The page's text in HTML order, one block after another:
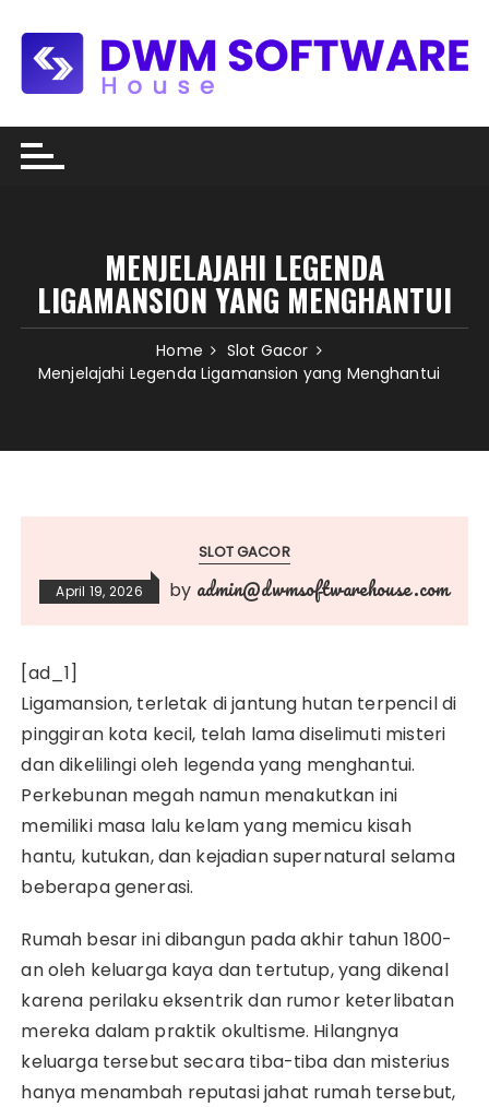
content
MENJELAJAHI LEGENDA
LIGAMANSION YANG MENGHANTUI
Home
Slot Gacor
Menjelajahi Legenda Ligamansion yang Menghantui
SLOT GACOR
April 19, 2026 by admin@dwmsoftwarehouse.com
[ad_1]
Ligamansion, terletak di jantung hutan terpencil di
pinggiran kota kecil, telah lama diselimuti misteri
dan dikelilingi oleh legenda yang menghantui.
Perkebunan megah namun menakutkan ini
memiliki masa lalu kelam yang memicu kisah
hantu, kutukan, dan kejadian supernatural selama
beberapa generasi.
Rumah besar ini dibangun pada akhir tahun 1800-
an oleh keluarga kaya dan tertutup, yang dikenal
karena perilaku eksentrik dan rumor keterlibatan
mereka dalam praktik okultisme. Hilangnya
keluarga tersebut secara tiba-tiba dan misterius
hanya menambah reputasi jahat rumah tersebut,